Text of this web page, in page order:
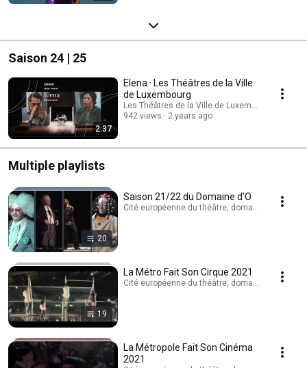
Saison 24 | 25
2:37
Elena · Les Théâtres de la Ville
de Luxembourg
Les Théâtres de la Ville de Luxembourg
942 views
2 years ago
Multiple playlists
20
Saison 21/22 du Domaine d'O
Cité européenne du théâtre, domaine d'O ·
19
La Métro Fait Son Cirque 2021
Cité européenne du théâtre, domaine d'O ·
La Métropole Fait Son Cinéma
2021